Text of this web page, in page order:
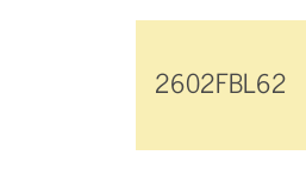
2602FBL62